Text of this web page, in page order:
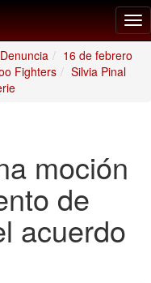
Denuncia
16 de febrero
Fighters
Silvia Pinal
moción
de
acuerdo